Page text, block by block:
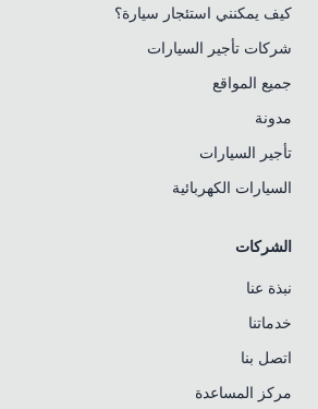
كيف يمكنني استئجار سيارة؟
شركات تأجير السيارات
جميع المواقع
مدونة
تأجير السيارات
السيارات الكهربائية
الشركات
نبذة عنا
خدماتنا
اتصل بنا
مركز المساعدة